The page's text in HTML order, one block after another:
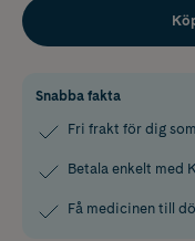
Snabba fakta
Fri frakt för dig
Betala enkelt med
Få medicinen till